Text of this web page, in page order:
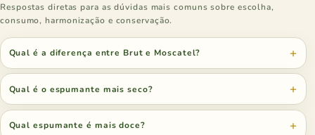
Respostas diretas para as dúvidas mais comuns sobre escolha,
consumo, harmonização e conservação.
Qual é a diferença entre Brut e Moscatel?
Qual é o espumante mais seco?
Qual espumante é mais doce?